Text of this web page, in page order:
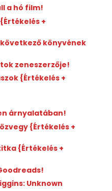
a hó film!
+
könyvének
zeneszerzője!
{Értékelés +
árnyalatában!
{Értékelés +
{Értékelés +
Unknown